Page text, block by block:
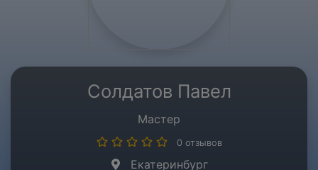
Солдатов Павел
Мастер
0 отзывов
Екатеринбург